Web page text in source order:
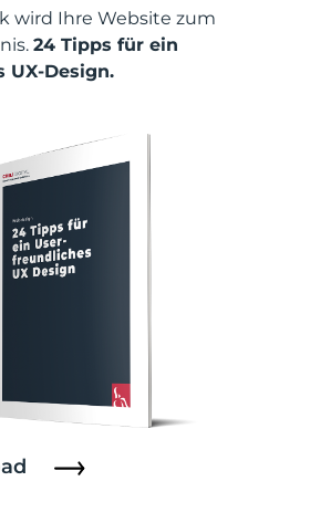
wird Ihre Website zum
24 Tipps für ein
UX-Design.